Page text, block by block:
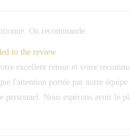
On recommande.
to the review
excellent retour et votre
l'attention portée par notre
personnel. Nous espérons avoir le